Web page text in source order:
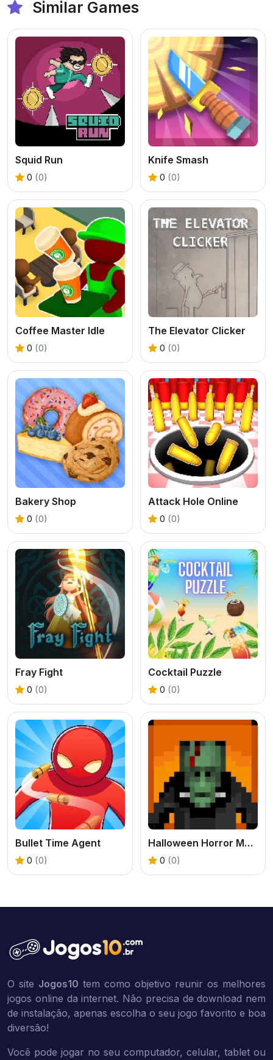
Similar Games
Squid Run
0 (0)
Knife Smash
0 (0)
Coffee Master Idle
0 (0)
The Elevator Clicker
0 (0)
Bakery Shop
0 (0)
Attack Hole Online
0 (0)
Fray Fight
0 (0)
Cocktail Puzzle
0 (0)
Bullet Time Agent
0 (0)
Halloween Horror Massacre
0 (0)
O site Jogos10 tem como objetivo reunir os melhores
jogos online da internet. Não precisa de download nem
de instalação, apenas escolha o seu jogo favorito e boa
diversão!
Você pode jogar no seu computador, celular, tablet ou